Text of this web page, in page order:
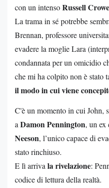
con un intensoRussell Crowe
La trama in sé potrebbe
Brennan, professore
evadere la moglie Lara
condannata per un omicidio
che mi ha colpito non è
il modo in cui viene
C'è un momento in cui John,
a Damon Pennington, un ex
Neeson, l’unico capace di
stato rinchiuso.
E lì arriva la rivelazione:
codice di lettura della realtà.